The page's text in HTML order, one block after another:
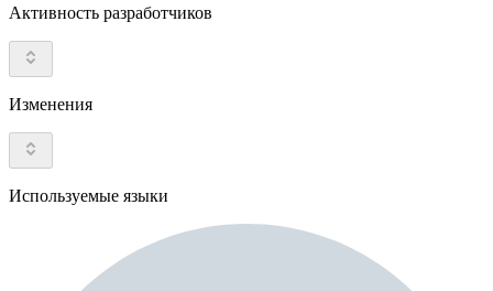
Активность разработчиков
Изменения
Используемые языки